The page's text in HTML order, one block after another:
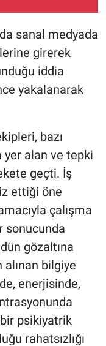
sanal medyada
girerek
iddia
yakalanarak
bazı
yer alan ve tepki
geçti. İş
ettiği öne
çalışma
sonucunda
gözaltına
alınan bilgiye
enerjisinde,
bir psikiyatrik
rahatsızlığı